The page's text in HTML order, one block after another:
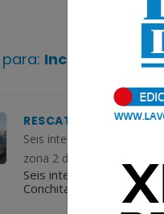
Incendio
RESCATAN A SEIS
Seis integrantes de una
zona 2 de Coatepeque,
Seis integrantes de una
Conchitas, zona 2 de